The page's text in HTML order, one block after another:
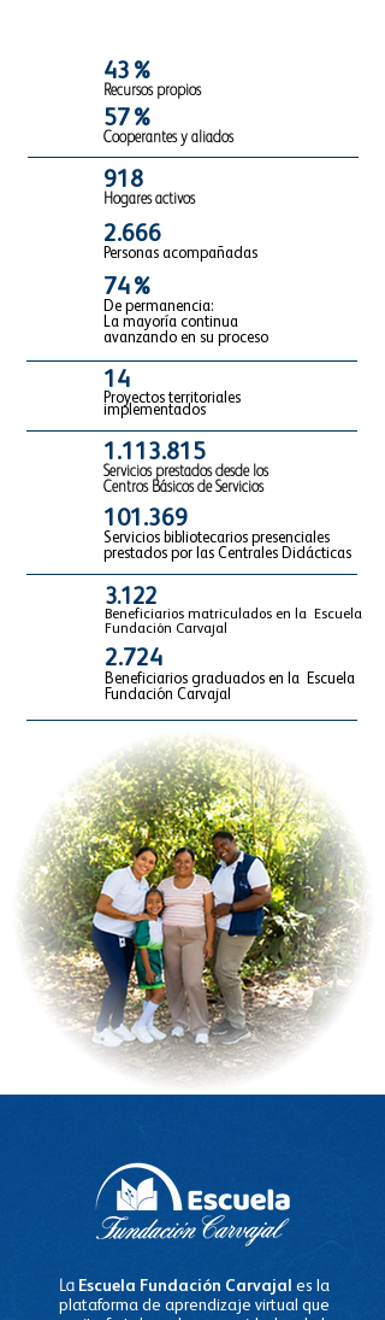
43%
Recursos propios
57%
Cooperantes y aliados
918
Hogares activos
2.666
Personas acompañadas
74%
De permanencia:
La mayoría continua
avanzando en su proceso
14
Proyectos territoriales
implementados
1.113.815
Servicios prestados desde los
Centros Básicos de Servicios
101.369
Servicios bibliotecarios presenciales
prestados por las Centrales Didácticas
3.122
Beneficiarios matriculados en la Escuela
Fundación Carvajal
2.724
Beneficiarios graduados en la Escuela
Fundación Carvajal
La Escuela Fundación Carvajal es la
plataforma de aprendizaje virtual que